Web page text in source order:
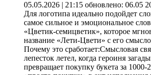
05.05.2026 | 21:15 обновлено: 06.05
Для логотипа идеально подойдет
самое сильное и эмоциональное
«Цветик-семицветик», которое
название «Лети-Цвети» с его
Почему это сработает:Смысловая
лепесток летел, когда героиня
превращает покупку букета за 1000-